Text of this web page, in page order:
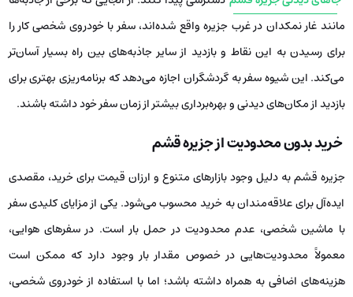
مانند غار نمکدان در غرب جزیره واقع شده‌اند، سفر با خودروی شخصی کار را
برای رسیدن به این نقاط و بازدید از سایر جاذبه‌های بین راه بسیار آسان‌تر
می‌کند. این شیوه سفر به گردشگران اجازه می‌دهد که برنامه‌ریزی بهتری برای
بازدید از مکان‌های دیدنی و بهره‌برداری بیشتر از زمان سفر خود داشته باشند.
خرید بدون محدودیت از جزیره قشم
جزیره قشم به دلیل وجود بازارهای متنوع و ارزان قیمت برای خرید، مقصدی
ایده‌آل برای علاقه‌مندان به خرید محسوب می‌شود. یکی از مزایای کلیدی سفر
با ماشین شخصی، عدم محدودیت در حمل بار است. در سفرهای هوایی،
معمولاً محدودیت‌هایی در خصوص مقدار بار وجود دارد که ممکن است
هزینه‌های اضافی به همراه داشته باشد؛ اما با استفاده از خودروی شخصی،